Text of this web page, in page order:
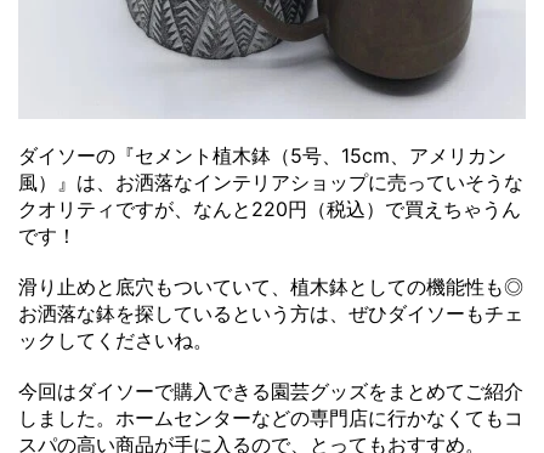
ダイソーの『セメント植木鉢（5号、15cm、アメリカン
風）』は、お洒落なインテリアショップに売っていそうな
クオリティですが、なんと220円（税込）で買えちゃうん
です！
滑り止めと底穴もついていて、植木鉢としての機能性も◎
お洒落な鉢を探しているという方は、ぜひダイソーもチェ
ックしてくださいね。
今回はダイソーで購入できる園芸グッズをまとめてご紹介
しました。ホームセンターなどの専門店に行かなくてもコ
スパの高い商品が手に入るので、とってもおすすめ。